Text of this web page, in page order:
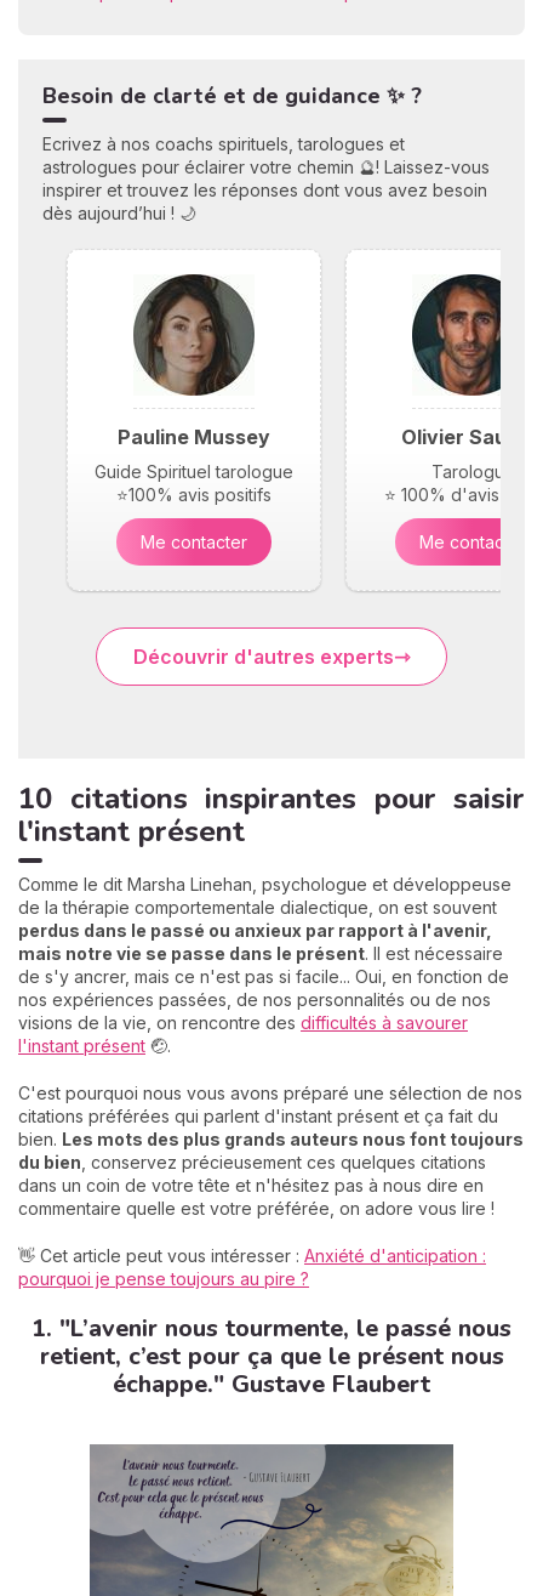
Besoin de clarté et de guidance ✨ ?
Ecrivez à nos coachs spirituels, tarologues et
astrologues pour éclairer votre chemin 🔮! Laissez-vous
inspirer et trouvez les réponses dont vous avez besoin
dès aujourd’hui ! 🌙
Pauline Mussey
Guide Spirituel tarologue
⭐100% avis positifs
Me contacter
Olivier Saunier
Tarologue
⭐ 100% d'avis
Me contacter
Découvrir d'autres experts
10 citations inspirantes pour saisir
l'instant présent
Comme le dit Marsha Linehan, psychologue et développeuse
de la thérapie comportementale dialectique, on est souvent
perdus dans le passé ou anxieux par rapport à l'avenir,
mais notre vie se passe dans le présent. Il est nécessaire
de s'y ancrer, mais ce n'est pas si facile... Oui, en fonction de
nos expériences passées, de nos personnalités ou de nos
visions de la vie, on rencontre des difficultés à savourer
l'instant présent 🤕.
C'est pourquoi nous vous avons préparé une sélection de nos
citations préférées qui parlent d'instant présent et ça fait du
bien. Les mots des plus grands auteurs nous font toujours
du bien , conservez précieusement ces quelques citations
dans un coin de votre tête et n'hésitez pas à nous dire en
commentaire quelle est votre préférée, on adore vous lire !
👋 Cet article peut vous intéresser : Anxiété d'anticipation :
pourquoi je pense toujours au pire ?
1. "L’avenir nous tourmente, le passé nous
retient, c’est pour ça que le présent nous
échappe." Gustave Flaubert